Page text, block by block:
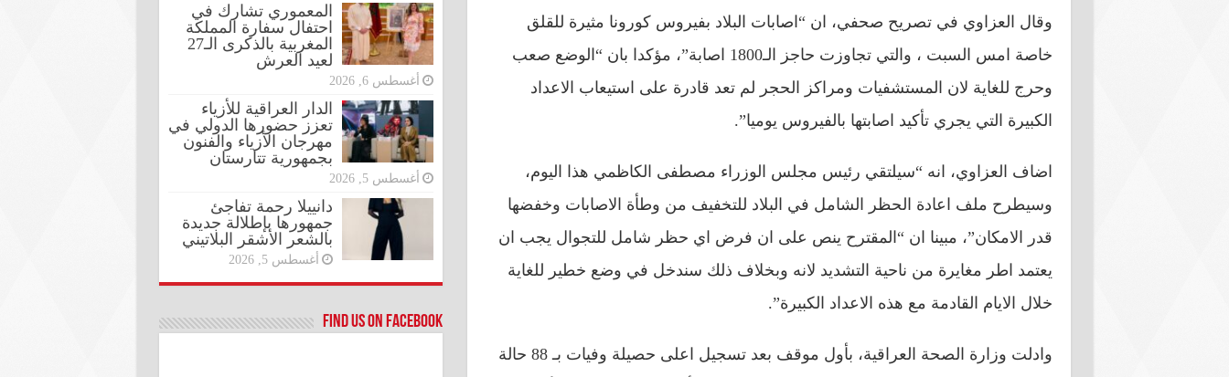
وقال العزاوي في تصريح صحفي، ان “اصابات البلاد بفيروس كورونا مثيرة للقلق
خاصة امس السبت ، والتي تجاوزت حاجز الـ1800 اصابة”، مؤكدا بان “الوضع صعب
وحرج للغاية لان المستشفيات ومراكز الحجر لم تعد قادرة على استيعاب الاعداد
الكبيرة التي يجري تأكيد اصابتها بالفيروس يوميا”.
اضاف العزاوي، انه “سيلتقي رئيس مجلس الوزراء مصطفى الكاظمي هذا اليوم،
وسيطرح ملف اعادة الحظر الشامل في البلاد للتخفيف من وطأة الاصابات وخفضها
قدر الامكان”، مبينا ان “المقترح ينص على ان فرض اي حظر شامل للتجوال يجب ان
يعتمد اطر مغايرة من ناحية التشديد لانه وبخلاف ذلك سندخل في وضع خطير للغاية
خلال الايام القادمة مع هذه الاعداد الكبيرة”.
وادلت وزارة الصحة العراقية، بأول موقف بعد تسجيل اعلى حصيلة وفيات بـ 88 حالة
المعموري تشارك في
احتفال سفارة المملكة
المغربية بالذكرى الـ27
لعيد العرش
أغسطس 6, 2026
الدار العراقية للأزياء
تعزز حضورها الدولي في
مهرجان الأزياء والفنون
بجمهورية تتارستان
أغسطس 5, 2026
دانييلا رحمة تفاجئ
جمهورها بإطلالة جديدة
بالشعر الأشقر البلاتيني
أغسطس 5, 2026
Find us on Facebook